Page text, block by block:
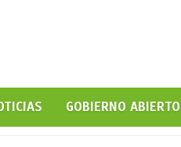
GOBIERNO ABIERTO